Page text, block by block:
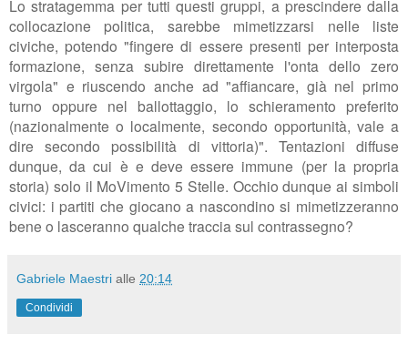
Lo stratagemma per tutti questi gruppi, a prescindere dalla
collocazione politica, sarebbe mimetizzarsi nelle liste
civiche, potendo "fingere di essere presenti per interposta
formazione, senza subire direttamente l'onta dello zero
virgola" e riuscendo anche ad "affiancare, già nel primo
turno oppure nel ballottaggio, lo schieramento preferito
(nazionalmente o localmente, secondo opportunità, vale a
dire secondo possibilità di vittoria)". Tentazioni diffuse
dunque, da cui è e deve essere immune (per la propria
storia) solo il MoVimento 5 Stelle. Occhio dunque ai simboli
civici: i partiti che giocano a nascondino si mimetizzeranno
bene o lasceranno qualche traccia sul contrassegno?
Gabriele Maestri alle 20:14
Condividi